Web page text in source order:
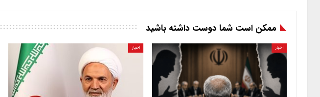
ممکن است شما دوست داشته باشید
اخبار اخبار